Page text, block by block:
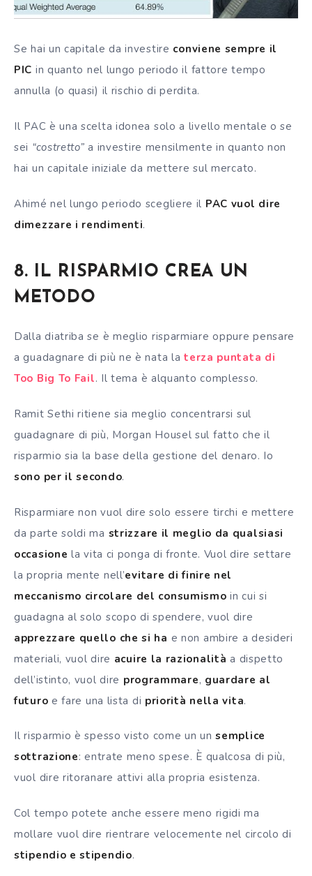
Se hai un capitale da investire conviene sempre il
PIC in quanto nel lungo periodo il fattore tempo
annulla (o quasi) il rischio di perdita.
Il PAC è una scelta idonea solo a livello mentale o se
sei “costretto” a investire mensilmente in quanto non
hai un capitale iniziale da mettere sul mercato.
Ahimé nel lungo periodo scegliere il PAC vuol dire
dimezzare i rendimenti.
8. IL RISPARMIO CREA UN
METODO
Dalla diatriba se è meglio risparmiare oppure pensare
a guadagnare di più ne è nata laterza puntata di
Too Big To Fail. Il tema è alquanto complesso.
Ramit Sethi ritiene sia meglio concentrarsi sul
guadagnare di più, Morgan Housel sul fatto che il
risparmio sia la base della gestione del denaro. Io
sono per il secondo.
Risparmiare non vuol dire solo essere tirchi e mettere
da parte soldi ma strizzare il meglio da qualsiasi
occasione la vita ci ponga di fronte. Vuol dire settare
la propria mente nell’evitare di finire nel
meccanismo circolare del consumismo in cui si
guadagna al solo scopo di spendere, vuol dire
apprezzare quello che si ha e non ambire a desideri
materiali, vuol dire acuire la razionalità a dispetto
dell’istinto, vuol dire programmare, guardare al
futuro e fare una lista di priorità nella vita.
Il risparmio è spesso visto come un unsemplice
sottrazione: entrate meno spese. È qualcosa di più,
vuol dire ritoranare attivi alla propria esistenza.
Col tempo potete anche essere meno rigidi ma
mollare vuol dire rientrare velocemente nel circolo di
stipendio e stipendio.